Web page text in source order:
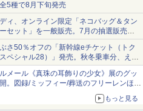
5種で8月下旬発売
ィ、オンライン限定「ネコバッグ＆タン
セット」を一般販売。7月の抽選販売の
効分
さ50％オフの「新幹線eチケット（トク
ペシャル28）」発売。秋冬乗車分、えき
限定
メール《真珠の耳飾りの少女》展のグッ
。図録/ミッフィー/葬送のフリーレンほ
もっと見る